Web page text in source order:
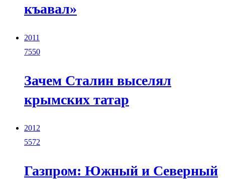
къавал»
2011
7550
Зачем Сталин выселял
крымских татар
2012
5572
Газпром: Южный и Северный